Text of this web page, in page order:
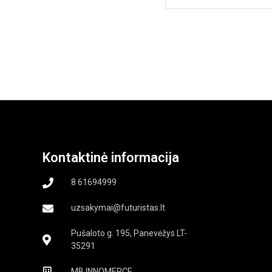
Kontaktinė informacija
8 61694999
uzsakymai@futuristas.lt
Pušaloto g. 195, Panevėžys LT-
35291